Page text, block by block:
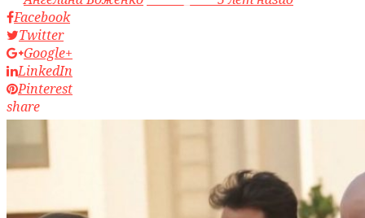
Facebook
Twitter
Google+
LinkedIn
Pinterest
share